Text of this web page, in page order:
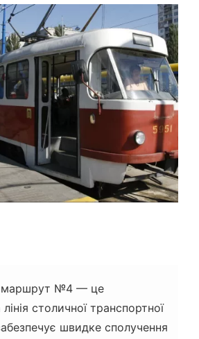
маршрут №4 — це
лінія столичної транспортної
швидке сполучення